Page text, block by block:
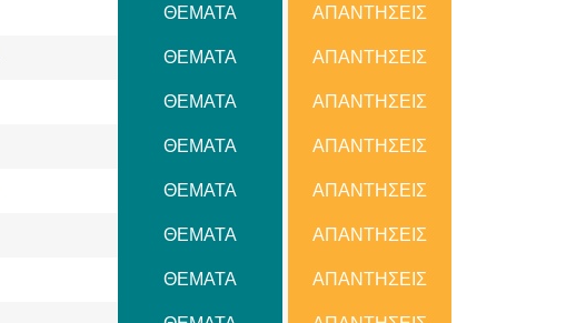
ΘΕΜΑΤΑ ΑΠΑΝΤΗΣΕΙΣ
ΘΕΜΑΤΑ ΑΠΑΝΤΗΣΕΙΣ
ΘΕΜΑΤΑ ΑΠΑΝΤΗΣΕΙΣ
ΘΕΜΑΤΑ ΑΠΑΝΤΗΣΕΙΣ
ΘΕΜΑΤΑ ΑΠΑΝΤΗΣΕΙΣ
ΘΕΜΑΤΑ ΑΠΑΝΤΗΣΕΙΣ
ΘΕΜΑΤΑ ΑΠΑΝΤΗΣΕΙΣ